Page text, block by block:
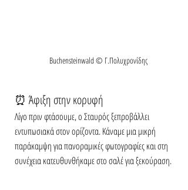
Buchensteinwald © Γ.Πολυχρονίδης
⏰ Άφιξη στην κορυφή
Λίγο πριν φτάσουμε, ο Σταυρός ξεπροβάλλει
εντυπωσιακά στον ορίζοντα. Κάναμε μια μικρή
παράκαμψη για πανοραμικές φωτογραφίες και στη
συνέχεια κατευθυνθήκαμε στο σαλέ για ξεκούραση.